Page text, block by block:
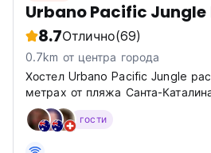
Urbano Pacific Jungle
8.7Отлично(69)
0.7km от центра города
Хостел Urbano Pacific Jungle
метрах от пляжа Санта-
Эстеро.
гости